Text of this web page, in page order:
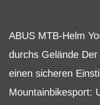
ABUS MTB-Helm
durchs Gelände
einen sicheren
Mountainbikesport: